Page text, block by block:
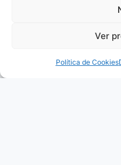
Ver
Política de Cookies
¿Necesitas